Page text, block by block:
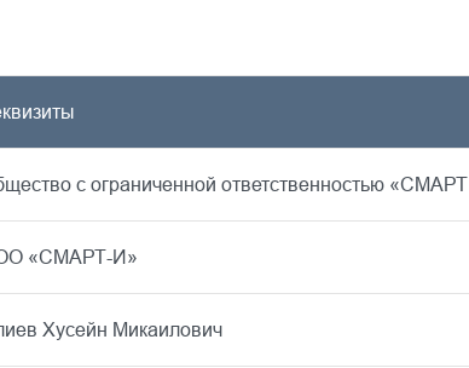
с ограниченной ответственностью
«СМАРТ-И»
Хусейн Микаилович